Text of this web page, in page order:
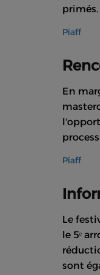
primés.
Piaff
En
Piaff
Le
le 5ᵉ
sont